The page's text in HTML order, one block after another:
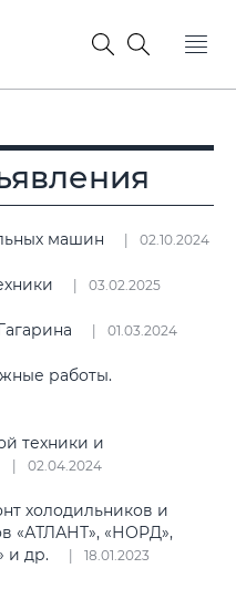
машин 02.10.2024
03.02.2025
01.03.2024
работы.
техники и
02.04.2024
холодильников и
«АТЛАНТ», «НОРД»,
и др.
18.01.2023